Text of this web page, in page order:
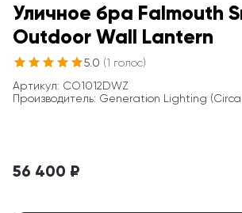
Уличное бра Falmouth
Outdoor Wall Lantern
5.0 (1 голос)
Артикул: CO1012DWZ
Производитель: Generation Lighting
56 400 ₽